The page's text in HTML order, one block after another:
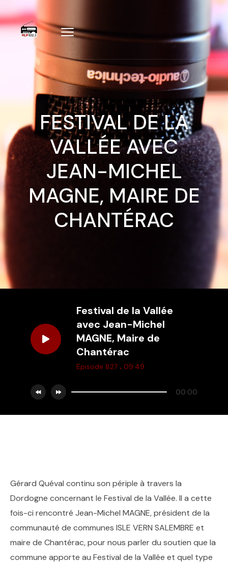
FESTIVAL DE LA
VALLÉE AVEC
JEAN-MICHEL
MAGNE, MAIRE DE
CHANTÉRAC
Festival de la Vallée
avec Jean-Michel
MAGNE, Maire de
Chantérac
Episode 827 . 09:49
00:00
Gérard Quéval continu son périple à travers la
Dordogne concernant le Festival de la Vallée. Il a cette
fois-ci rencontré Jean-Michel MAGNE, président de la
communauté de communes ISLE VERN SALEMBRE et
maire de Chantérac, pour nous parler du soutien que la
commune apporte au Festival de la Vallée et quel type